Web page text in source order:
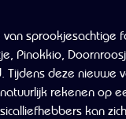
sprookjesachtige
Pinokkio,
Tijdens deze nieuwe
rekenen op
kan